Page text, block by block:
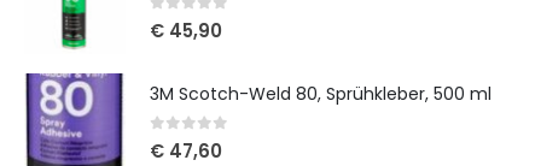
0out of 5
€ 45,90
3M Scotch-Weld 80, Sprühkleber, 500 ml
0out of 5
€ 47,60